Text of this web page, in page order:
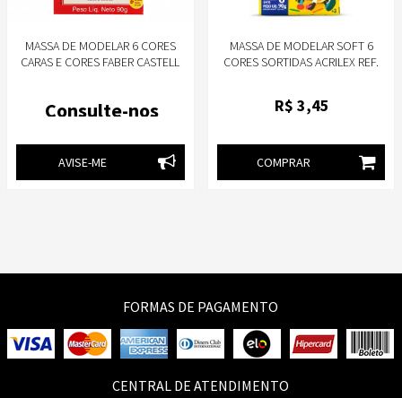
MASSA DE MODELAR 6 CORES
CARAS E CORES FABER CASTELL
Consulte-nos
AVISE-ME
MASSA DE MODELAR SOFT 6
CORES SORTIDAS ACRILEX REF.
R$ 3,45
COMPRAR
FORMAS DE PAGAMENTO
CENTRAL DE ATENDIMENTO